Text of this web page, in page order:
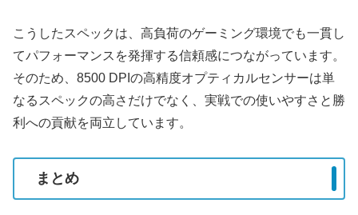
こうしたスペックは、高負荷のゲーミング環境でも一貫し
てパフォーマンスを発揮する信頼感につながっています。
そのため、8500 DPIの高精度オプティカルセンサーは単
なるスペックの高さだけでなく、実戦での使いやすさと勝
利への貢献を両立しています。
まとめ